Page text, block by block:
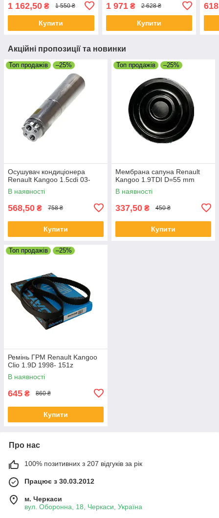
1 162,50 ₴ 1 550 ₴
Купити
1 971₴ 2 628 ₴
Купити
618
Акційні пропозиції та новинки
Топ продажів –25%
Осушувач кондиціонера
Renault Kangoo 1.5cdi 03-
В наявності
568,50 ₴ 758 ₴
Купити
Топ продажів –25%
Мембрана сапуна Renault
Kangoo 1.9TDI D=55 mm
В наявності
337,50 ₴ 450 ₴
Купити
Топ продажів –25%
Ремінь ГРМ Renault Kangoo
Clio 1.9D 1998- 151z
В наявності
645 ₴ 860 ₴
Купити
Про нас
100% позитивних з 207 відгуків за рік
Працює з 30.03.2012
м. Черкаси
вул. Оборонна, 18, Черкаси, Україна